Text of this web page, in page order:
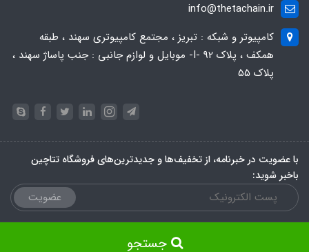
جستجو
info@thetachain.ir
کامپیوتر و شبکه : تبریز ، مجتمع کامپیوتری سهند ، طبقه
همکف ، پلاک 92 -I- موبایل و لوازم جانبی : جنب پاساژ سهند ،
پلاک 55
با عضویت در خبرنامه، از تخفیف‌ها و جدیدترین‌های فروشگاه تتاچین
باخبر شوید:
عضویت